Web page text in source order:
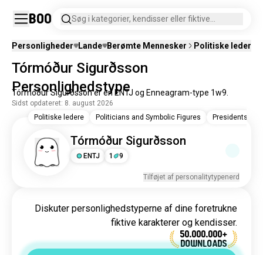
Boo
Søg i kategorier, kendisser eller fiktive
Personligheder Lande Berømte Mennesker Politiske ledere
Tórmóður Sigurðsson
Personlighedstype
Tórmóður Sigurðsson er en ENTJ og Enneagram-type 1w9.
Sidst opdateret: 8. august 2026
Tórmóður Sigurðsson
ENTJ 1 9
Politiske ledere Politicians and Symbolic Figures Presidents
Tilføjet af personalitytypenerd
Diskuter personlighedstyperne af dine foretrukne
fiktive karakterer og kendisser.
50.000.000+
DOWNLOADS